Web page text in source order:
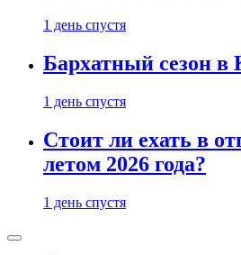
1 день спустя
Бархатный сезон в
1 день спустя
Стоит ли ехать в
летом 2026 года?
1 день спустя